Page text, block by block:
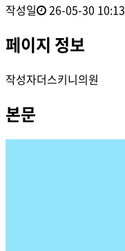
작성일 26-05-30 10:13
페이지 정보
작성자더스키니의원
본문